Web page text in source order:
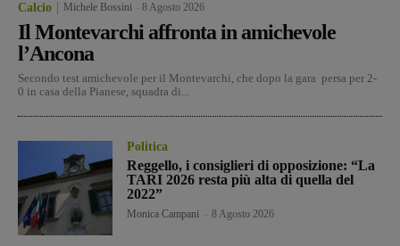
Calcio Michele Bossini 8 Agosto 2026
Il Montevarchi affronta in amichevole
l’Ancona
Secondo test amichevole per il Montevarchi, che dopo la gara persa per 2-
0 in casa della Pianese, squadra di...
Politica
Reggello, i consiglieri di opposizione: “La
TARI 2026 resta più alta di quella del
2022”
Monica Campani 8 Agosto 2026